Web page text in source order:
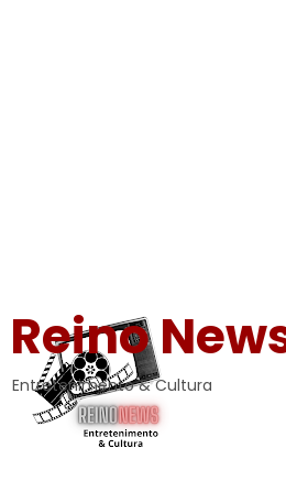
Reino
Entretenimento & Cultura